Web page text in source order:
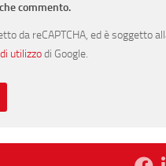
commento.
da reCAPTCHA, ed è soggetto
utilizzodi Google.